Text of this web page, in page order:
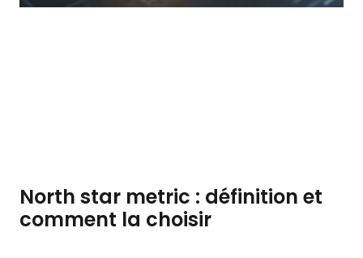
North star metric : définition et
comment la choisir